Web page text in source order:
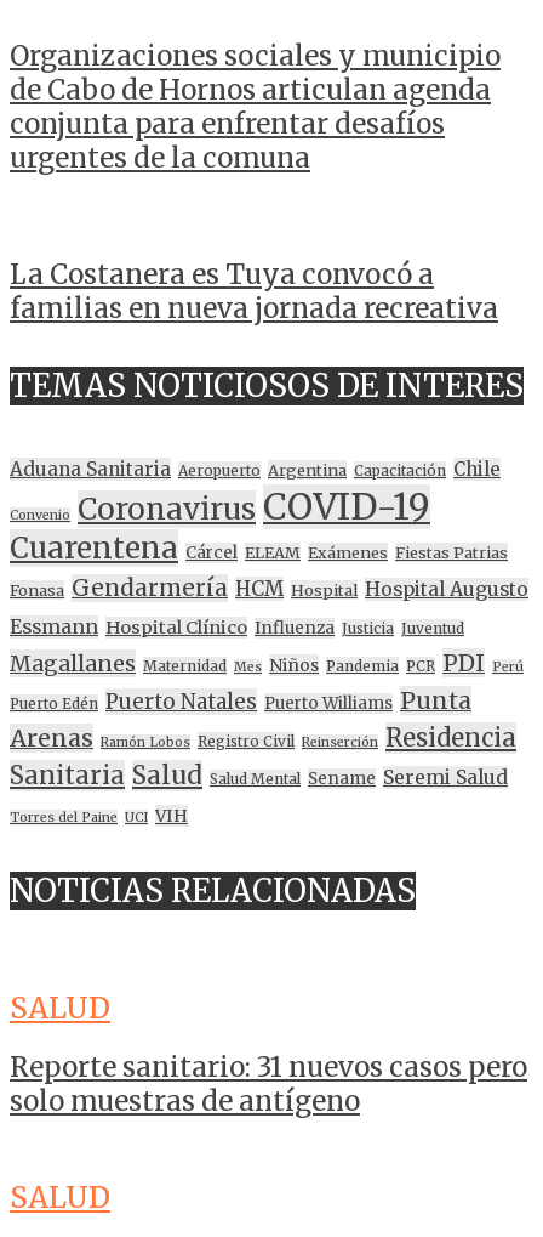
Organizaciones sociales y municipio
de Cabo de Hornos articulan agenda
conjunta para enfrentar desafíos
urgentes de la comuna
La Costanera es Tuya convocó a
familias en nueva jornada recreativa
TEMAS NOTICIOSOS DE INTERES
Aduana Sanitaria Aeropuerto Argentina Capacitación Chile
Convenio Coronavirus COVID-19
Cuarentena Cárcel ELEAM Exámenes Fiestas Patrias
Fonasa Gendarmería HCM Hospital Hospital Augusto
Essmann Hospital Clínico Influenza Justicia Juventud
Magallanes Maternidad Mes Niños Pandemia PCR PDI Perú
Puerto Edén Puerto Natales Puerto Williams Punta
Arenas Ramón Lobos Registro Civil Reinserción Residencia
Sanitaria Salud Salud Mental Sename Seremi Salud
Torres del Paine UCI VIH
NOTICIAS RELACIONADAS
SALUD
Reporte sanitario: 31 nuevos casos pero
solo muestras de antígeno
SALUD